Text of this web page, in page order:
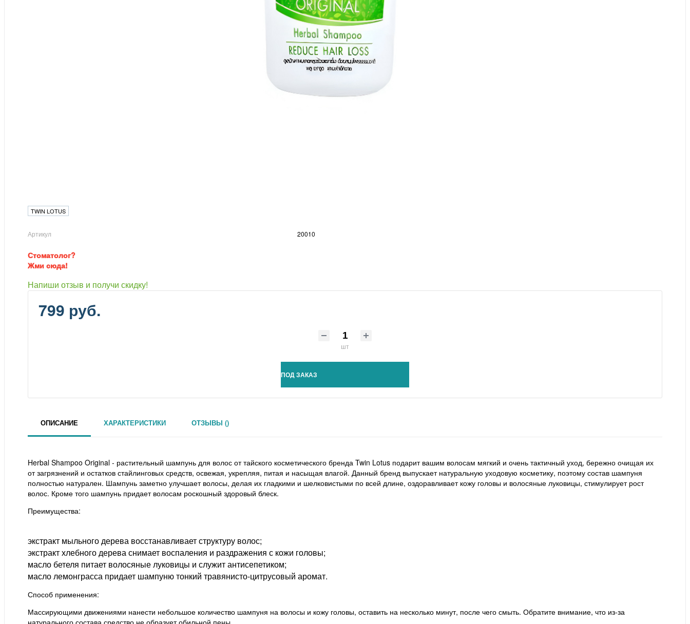
TWIN LOTUS
Артикул 20010
Стоматолог?
Жми сюда!
Напиши отзыв и получи скидку!
799 руб.
шт
ПОД ЗАКАЗ
ОПИСАНИЕ ХАРАКТЕРИСТИКИ ОТЗЫВЫ ()
Herbal Shampoo Original - растительный шампунь для волос от тайского косметического бренда Twin Lotus подарит вашим волосам мягкий и очень тактичный уход, бережно очищая их
от загрязнений и остатков стайлинговых средств, освежая, укрепляя, питая и насыщая влагой. Данный бренд выпускает натуральную уходовую косметику, поэтому состав шампуня
полностью натурален. Шампунь заметно улучшает волосы, делая их гладкими и шелковистыми по всей длине, оздоравливает кожу головы и волосяные луковицы, стимулирует рост
волос. Кроме того шампунь придает волосам роскошный здоровый блеск.
Преимущества:
экстракт мыльного дерева восстанавливает структуру волос;
экстракт хлебного дерева снимает воспаления и раздражения с кожи головы;
масло бетеля питает волосяные луковицы и служит антисепетиком;
масло лемонграсса придает шампуню тонкий травянисто-цитрусовый аромат.
Способ применения:
Массирующими движениями нанести небольшое количество шампуня на волосы и кожу головы, оставить на несколько минут, после чего смыть. Обратите внимание, что из-за
натурального состава средство не образует обильной пены.